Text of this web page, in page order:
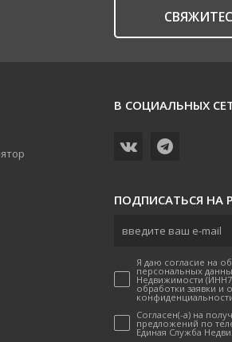
В СОЦИАЛЬНЫХ
ПОДПИСАТЬСЯ НА
Я даю согласие на
персональных
Недвижимости
обработки заявки и
Согласен(-а) на
предложений по
Единая Служба